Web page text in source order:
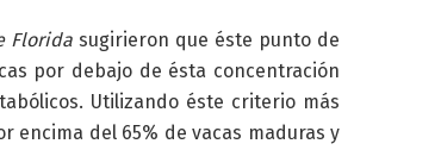
Florida sugirieron que éste punto de
por debajo de ésta concentración
Utilizando éste criterio más
encima del 65% de vacas maduras y